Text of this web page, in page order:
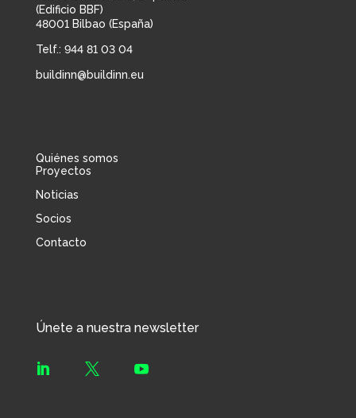
(Edificio BBF)
48001 Bilbao (España)
Telf.: 944 81 03 04
buildinn@buildinn.eu
Quiénes somos
Proyectos
Noticias
Socios
Contacto
Únete a nuestra newsletter
  